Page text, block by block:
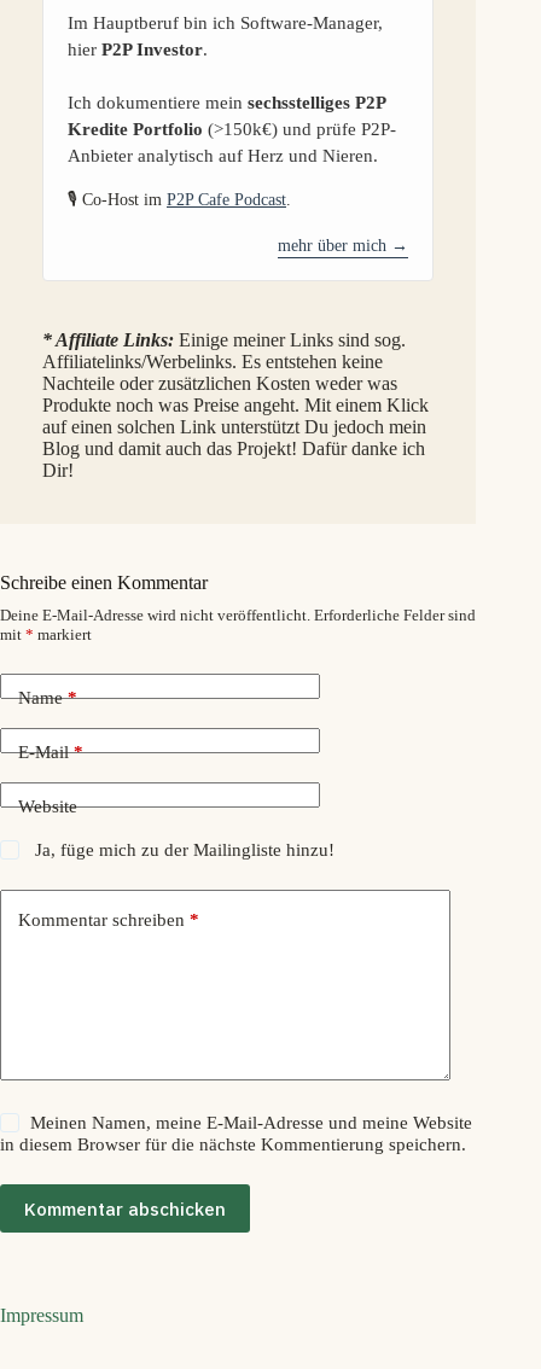
Im Hauptberuf bin ich Software-Manager,
hier P2P Investor.
Ich dokumentiere mein sechsstelliges P2P
Kredite Portfolio (>150k€) und prüfe P2P-
Anbieter analytisch auf Herz und Nieren.
🎙️ Co-Host im P2P Cafe Podcast.
mehr über mich →
* Affiliate Links: Einige meiner Links sind sog.
Affiliatelinks/Werbelinks. Es entstehen keine
Nachteile oder zusätzlichen Kosten weder was
Produkte noch was Preise angeht. Mit einem Klick
auf einen solchen Link unterstützt Du jedoch mein
Blog und damit auch das Projekt! Dafür danke ich
Dir!
Schreibe einen Kommentar
Deine E-Mail-Adresse wird nicht veröffentlicht. Erforderliche Felder sind
mit * markiert
Name*
E-Mail*
Website
Ja, füge mich zu der Mailingliste hinzu!
Kommentar schreiben *
Meinen Namen, meine E-Mail-Adresse und meine Website
in diesem Browser für die nächste Kommentierung speichern.
Kommentar abschicken
Impressum